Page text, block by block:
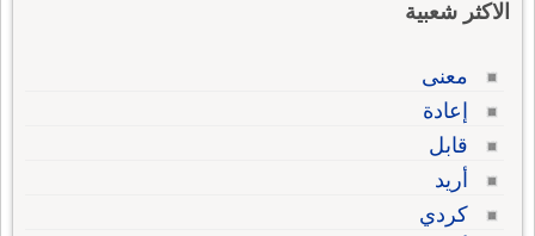
الاكثر شعبية
معنى
إعادة
قابل
أريد
كردي